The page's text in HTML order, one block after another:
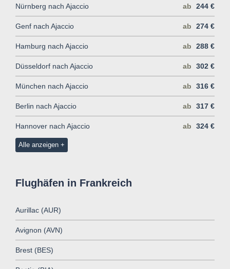
Nürnberg nach Ajaccio ab 244 €
Genf nach Ajaccio ab 274 €
Hamburg nach Ajaccio ab 288 €
Düsseldorf nach Ajaccio ab 302 €
München nach Ajaccio ab 316 €
Berlin nach Ajaccio ab 317 €
Hannover nach Ajaccio ab 324 €
Alle anzeigen
Flughäfen in Frankreich
Aurillac (AUR)
Avignon (AVN)
Brest (BES)